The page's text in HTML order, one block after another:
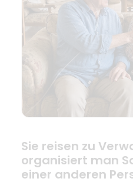
Sie reisen zu
organisiert man
einer anderen